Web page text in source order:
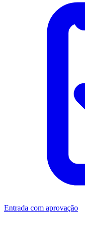
Entrada com aprovação